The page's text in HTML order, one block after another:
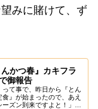
みに賭けて、ず
かつ春』カキフラ
御報告
て事で、昨日から『とん
』が始まったので、あえ
ズン到来ですよと！」ま